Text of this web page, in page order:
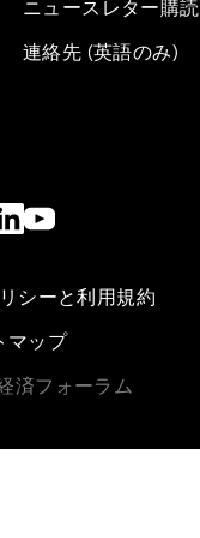
ニュースレター購読
連絡先 (英語のみ)
シーと利用規約
マップ
済フォーラム